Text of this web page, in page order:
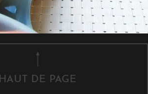
HAUT DE PAGE